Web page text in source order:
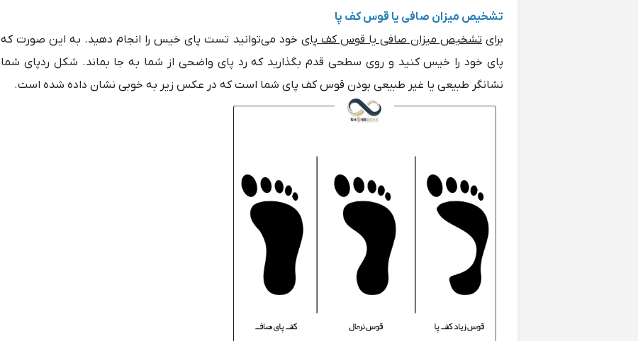
تشخیص میزان صافی یا قوس کف پا
برایتشخیص میزان صافی یا قوس کف پای خود می‌توانید تست پای خیس را انجام دهید. به این صورت که
پای خود را خیس کنید و روی سطحی قدم بگذارید که رد پای واضحی از شما به جا بماند. شکل ردپای شما
نشانگر طبیعی یا غیر طبیعی بودن قوس کف پای شما است که در عکس زیر به خوبی نشان داده شده است.